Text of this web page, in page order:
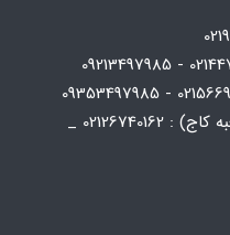
دفتر تهران _ سعادت آباد (شعبه کاج) : 02126740162 _